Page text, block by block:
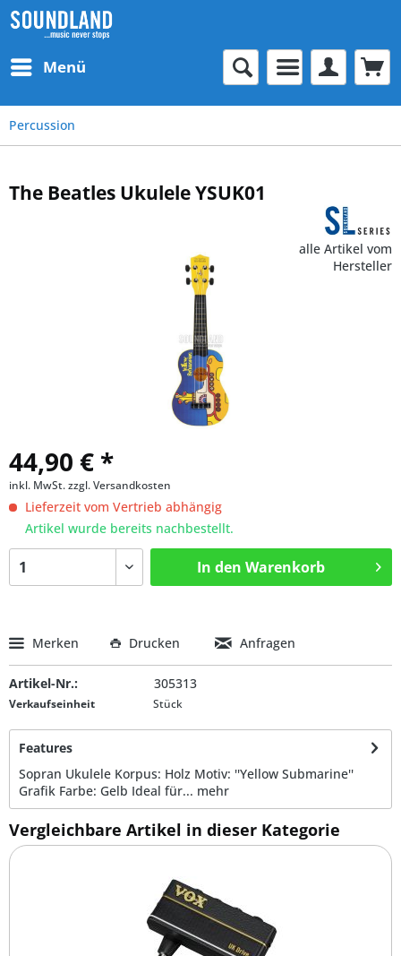
Menü
Percussion
The Beatles Ukulele YSUK01
alle Artikel vom
Hersteller
44,90 € *
inkl. MwSt.zzgl. Versandkosten
Lieferzeit vom Vertrieb abhängig
Artikel wurde bereits nachbestellt.
In den Warenkorb
Merken Drucken Anfragen
Artikel-Nr.: 305313
Verkaufseinheit Stück
Features
Sopran Ukulele Korpus: Holz Motiv: ''Yellow Submarine''
Grafik Farbe: Gelb Ideal für... mehr
Vergleichbare Artikel in dieser Kategorie